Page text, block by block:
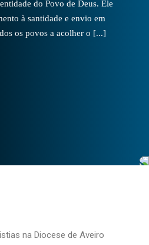
do Povo de Deus. Ele
à santidade e envio em
os povos a acolher o [...]
na Diocese de Aveiro